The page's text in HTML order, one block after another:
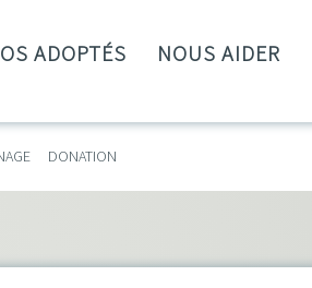
ADOPTÉS NOUS AIDER
DONATION